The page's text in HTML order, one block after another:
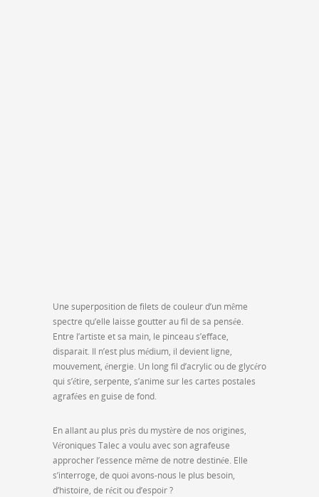
Une superposition de filets de couleur d’un même
spectre qu’elle laisse goutter au fil de sa pensée.
Entre l’artiste et sa main, le pinceau s’efface,
disparait. Il n’est plus médium, il devient ligne,
mouvement, énergie. Un long fil d’acrylic ou de glycéro
qui s’étire, serpente, s’anime sur les cartes postales
agrafées en guise de fond.
En allant au plus près du mystère de nos origines,
Véroniques Talec a voulu avec son agrafeuse
approcher l’essence même de notre destinée. Elle
s’interroge, de quoi avons-nous le plus besoin,
d’histoire, de récit ou d’espoir ?